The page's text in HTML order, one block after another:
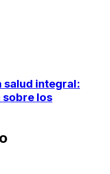
salud integral:
sobre los